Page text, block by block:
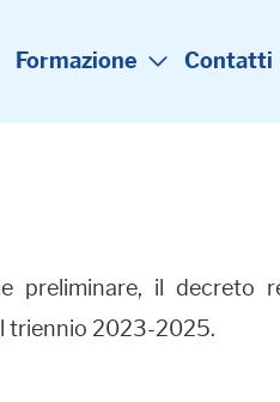
Formazione Contatti
preliminare, il decreto
triennio 2023-2025.